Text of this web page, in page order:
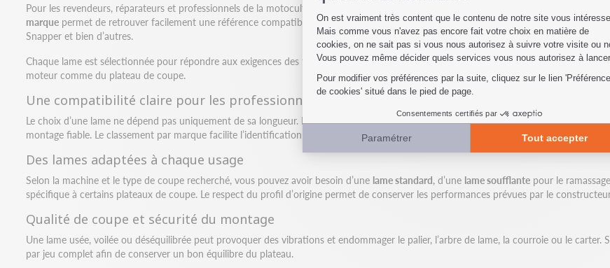
Pour les revendeurs, réparateurs et professionnels de la motoculture, identifier rapidement la bonne lame est essentiel pour limiter
marque permet de retrouver facilement une référence compatible avec les principales marques du marché : Husqvarna, John Deere,
Snapper et bien d’autres.
Chaque lame est sélectionnée pour répondre aux exigences des tontes régulières et intensives. Une lame adaptée garantit unecoupe
moteur comme du plateau de coupe.
Une compatibilité claire pour les professionnels
Le choix d’une lame ne dépend pas uniquement de sa longueur. Le diamètre d’alésage, les entraxes de fixation, le profil, l’épaisseur et
montage fiable. Le classement par marque facilite l’identification de la pièce et réduit les risques d’erreur lors de la commande.
Des lames adaptées à chaque usage
Selon la machine et le type de coupe recherché, vous pouvez avoir besoin d’une lame standard, d’une lame soufflante pour le
spécifique à certains plateaux de coupe. Le respect du profil d’origine permet de conserver les performances prévues par le
Qualité de coupe et sécurité du montage
Une lame usée, voilée ou déséquilibrée peut provoquer des vibrations et endommager le palier, l’arbre de lame, la courroie ou le
par jeu complet afin de conserver un bon équilibre du plateau.